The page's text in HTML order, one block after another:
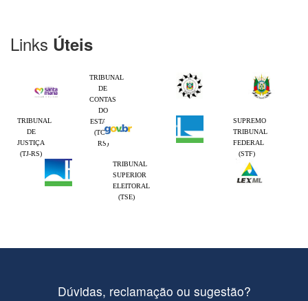
Links Úteis
TRIBUNAL
DE
CONTAS
DO
ESTADO
(TCE-
RS)
TRIBUNAL
DE
JUSTIÇA
(TJ-RS)
SUPREMO
TRIBUNAL
FEDERAL
(STF)
TRIBUNAL
SUPERIOR
ELEITORAL
(TSE)
Dúvidas, reclamação ou sugestão?